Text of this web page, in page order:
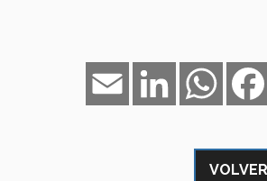
LinkedIn
Email